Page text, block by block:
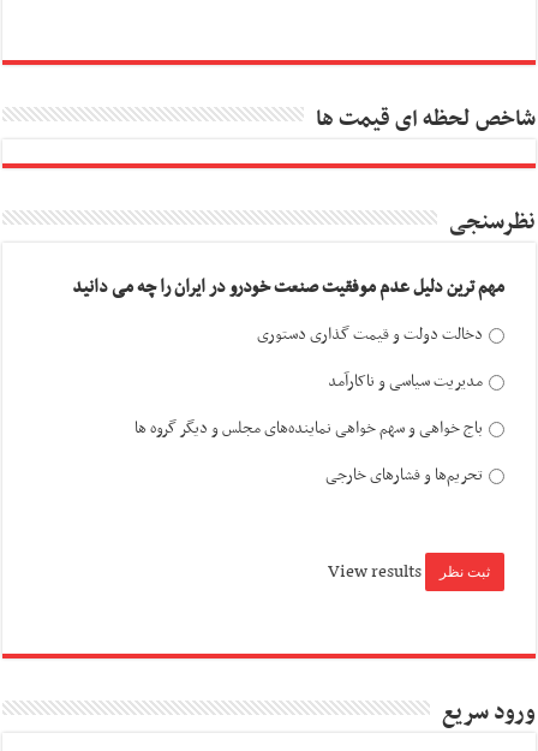
شاخص لحظه ای قیمت ها
نظرسنجی
مهم ترین دلیل عدم موفقیت صنعت خودرو در ایران را چه می دانید
دخالت دولت و قیمت گذاری دستوری
مدیریت سیاسی و ناکارآمد
باج خواهی و سهم خواهی نماینده‌های مجلس و دیگر گروه ها
تحریم‌ها و فشارهای خارجی
View results
ورود سریع